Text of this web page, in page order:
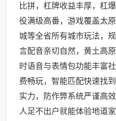
比拼，杠牌收益丰厚，杠
役满级高番，游戏覆盖太
城等全省所有城市玩法，
言配音亲切自然，黄土高
时语音与表情包功能丰富
费畅玩，智能匹配快速找
实力，防作弊系统严谨高
人足不出户就能体验地道